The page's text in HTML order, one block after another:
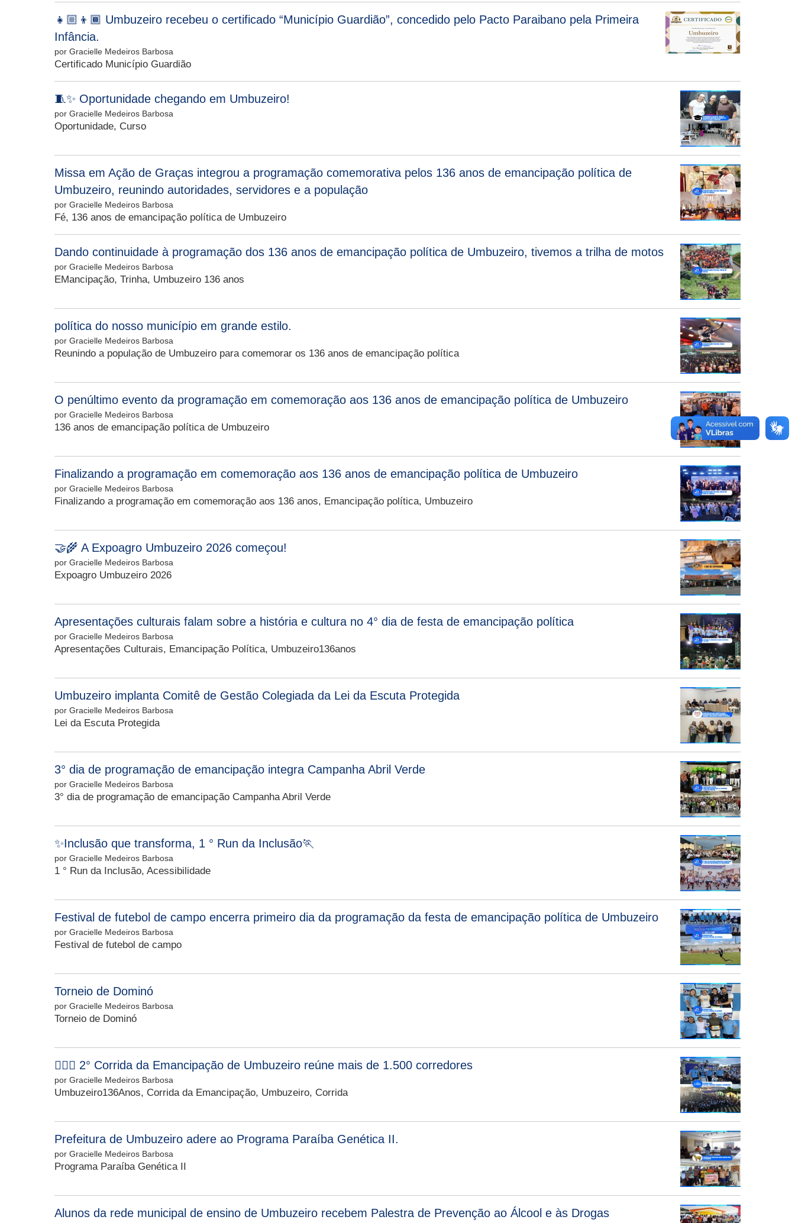
👧🏼👦🏾 Umbuzeiro recebeu o certificado “Município Guardião”, concedido pelo Pacto Paraibano pela Primeira
Infância.
por Gracielle Medeiros Barbosa
Certificado Município Guardião
🧵✨ Oportunidade chegando em Umbuzeiro!
por Gracielle Medeiros Barbosa
Oportunidade, Curso
Missa em Ação de Graças integrou a programação comemorativa pelos 136 anos de emancipação política de
Umbuzeiro, reunindo autoridades, servidores e a população
por Gracielle Medeiros Barbosa
Fé, 136 anos de emancipação política de Umbuzeiro
Dando continuidade à programação dos 136 anos de emancipação política de Umbuzeiro, tivemos a trilha de motos
por Gracielle Medeiros Barbosa
EMancipação, Trinha, Umbuzeiro 136 anos
política do nosso município em grande estilo.
por Gracielle Medeiros Barbosa
Reunindo a população de Umbuzeiro para comemorar os 136 anos de emancipação política
O penúltimo evento da programação em comemoração aos 136 anos de emancipação política de Umbuzeiro
por Gracielle Medeiros Barbosa
136 anos de emancipação política de Umbuzeiro
Finalizando a programação em comemoração aos 136 anos de emancipação política de Umbuzeiro
por Gracielle Medeiros Barbosa
Finalizando a programação em comemoração aos 136 anos, Emancipação política, Umbuzeiro
🤝🌾 A Expoagro Umbuzeiro 2026 começou!
por Gracielle Medeiros Barbosa
Expoagro Umbuzeiro 2026
Apresentações culturais falam sobre a história e cultura no 4° dia de festa de emancipação política
por Gracielle Medeiros Barbosa
Apresentações Culturais, Emancipação Política, Umbuzeiro136anos
Umbuzeiro implanta Comitê de Gestão Colegiada da Lei da Escuta Protegida
por Gracielle Medeiros Barbosa
Lei da Escuta Protegida
3° dia de programação de emancipação integra Campanha Abril Verde
por Gracielle Medeiros Barbosa
3° dia de programação de emancipação Campanha Abril Verde
✨Inclusão que transforma, 1 ° Run da Inclusão🏃
por Gracielle Medeiros Barbosa
1 ° Run da Inclusão, Acessibilidade
Festival de futebol de campo encerra primeiro dia da programação da festa de emancipação política de Umbuzeiro
por Gracielle Medeiros Barbosa
Festival de futebol de campo
Torneio de Dominó
por Gracielle Medeiros Barbosa
Torneio de Dominó
🏃🏽‍♂️ 2° Corrida da Emancipação de Umbuzeiro reúne mais de 1.500 corredores
por Gracielle Medeiros Barbosa
Umbuzeiro136Anos, Corrida da Emancipação, Umbuzeiro, Corrida
Prefeitura de Umbuzeiro adere ao Programa Paraíba Genética II.
por Gracielle Medeiros Barbosa
Programa Paraíba Genética II
Alunos da rede municipal de ensino de Umbuzeiro recebem Palestra de Prevenção ao Álcool e às Drogas